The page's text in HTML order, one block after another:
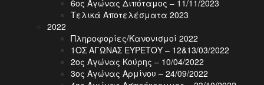
6ος Αγώνας Διπόταμος – 11/11/2023
Τελικά Αποτελέσματα 2023
2022
Πληροφορίες/Κανονισμοί 2022
1ΟΣ ΑΓΩΝΑΣ ΕΥΡΕΤΟΥ – 12&13/03/2022
2ος Αγώνας Κούρης – 10/04/2022
3ος Αγώνας Αρμίνου – 24/09/2022